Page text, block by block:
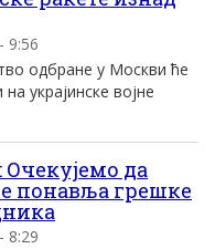
9:56
одбране у Москви ће
украјинске војне
да
понавља грешке
8:29